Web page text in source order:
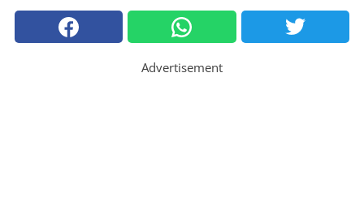
Advertisement